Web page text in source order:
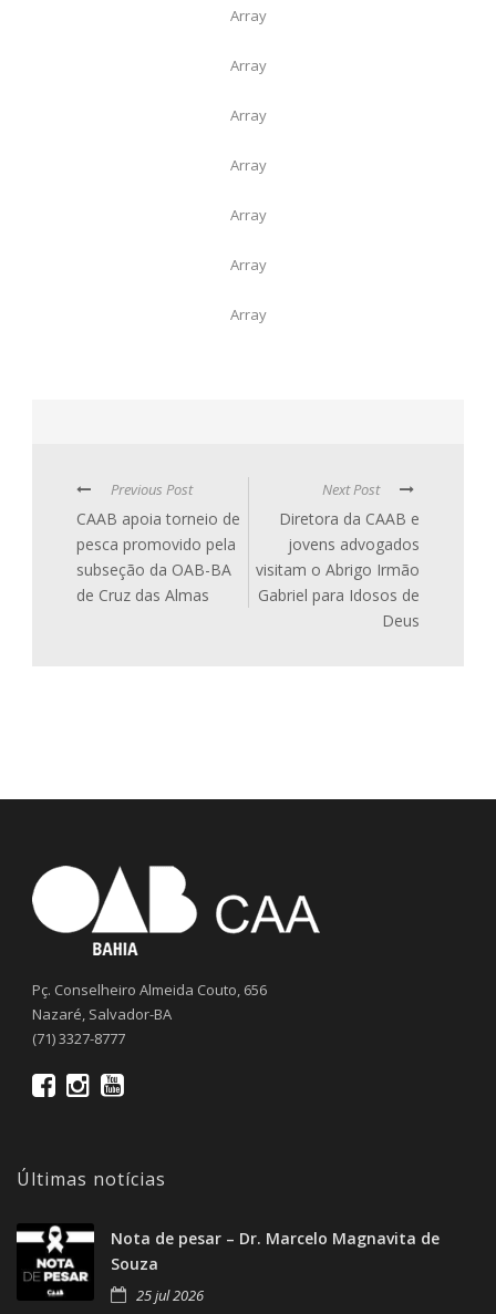
Array
Array
Array
Array
Array
Array
Array
Previous Post
CAAB apoia torneio de
pesca promovido pela
subseção da OAB-BA
de Cruz das Almas
Next Post
Diretora da CAAB e
jovens advogados
visitam o Abrigo Irmão
Gabriel para Idosos de
Deus
Pç. Conselheiro Almeida Couto, 656
Nazaré, Salvador-BA
(71) 3327-8777
Últimas notícias
Nota de pesar – Dr. Marcelo Magnavita de
Souza
25 jul 2026